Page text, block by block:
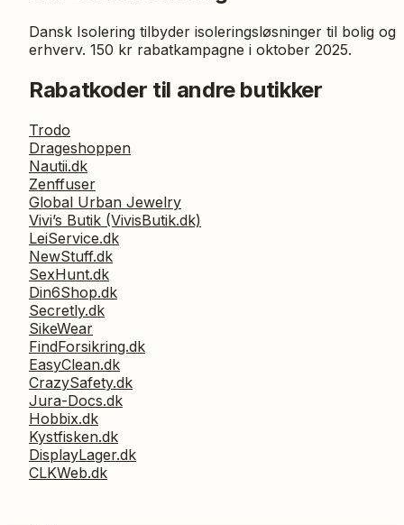
Dansk Isolering tilbyder isoleringsløsninger til bolig og
erhverv. 150 kr rabatkampagne i oktober 2025.
Rabatkoder til andre butikker
Trodo
Drageshoppen
Nautii.dk
Zenffuser
Global Urban Jewelry
Vivi’s Butik (VivisButik.dk)
LeiService.dk
NewStuff.dk
SexHunt.dk
Din6Shop.dk
Secretly.dk
SikeWear
FindForsikring.dk
EasyClean.dk
CrazySafety.dk
Jura-Docs.dk
Hobbix.dk
Kystfisken.dk
DisplayLager.dk
CLKWeb.dk